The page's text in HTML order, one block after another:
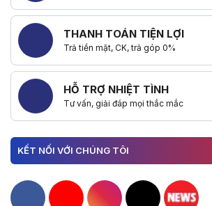
THANH TOÁN TIỆN LỢI
Trả tiền mặt, CK, trả góp 0%
HỖ TRỢ NHIỆT TÌNH
Tư vấn, giải đáp mọi thắc mắc
KẾT NỐI VỚI CHÚNG TÔI